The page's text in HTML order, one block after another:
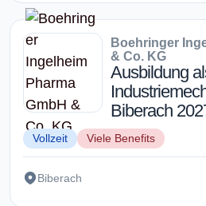
Boehringer
& Co. KG
Ausbildung
Biberach
Vollzeit Viele Benefits
Biberach